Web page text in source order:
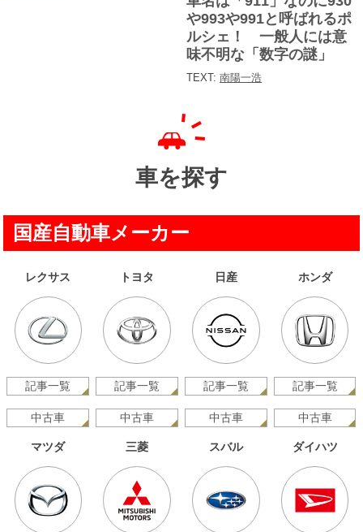
や993や991と呼ばれるポ
ルシェ！ 一般人には意
味不明な「数字の謎」
TEXT: 南陽一浩
車を探す
国産自動車メーカー
レクサス
記事一覧
中古車
トヨタ
記事一覧
中古車
日産
記事一覧
中古車
ホンダ
記事一覧
中古車
マツダ 三菱 スバル ダイハツ